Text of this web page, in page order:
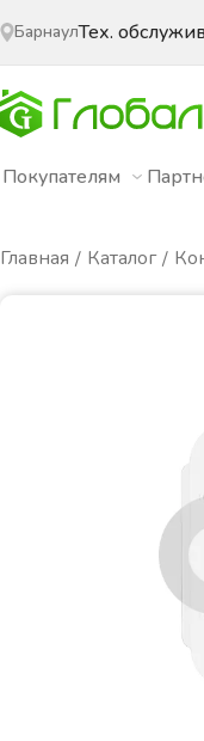
БарнаулТех.
Покупателям
Главная Каталог